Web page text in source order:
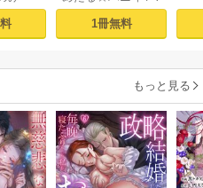
くは
1巻
塩対応の旦那様は
毎晩寝たふりをし
(1)
aaka
1冊無料
もっと見る